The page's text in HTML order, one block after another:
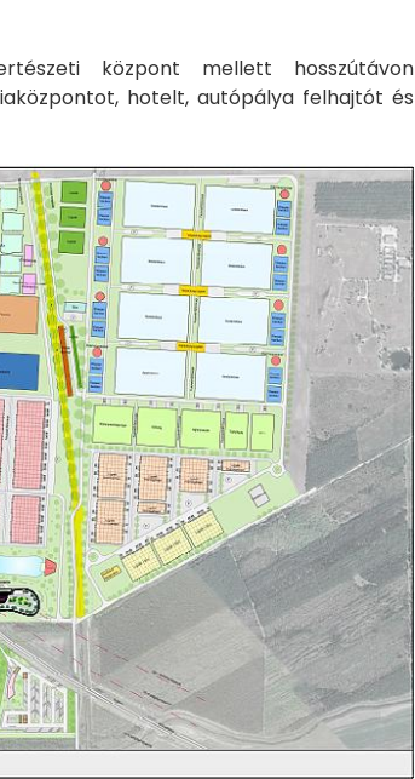
központ mellett hosszútávon
hotelt, autópálya felhajtót és